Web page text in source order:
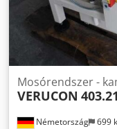
Németország 699
Mosórendszer -
VERUCON 403.21